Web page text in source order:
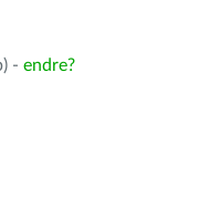
- endre?